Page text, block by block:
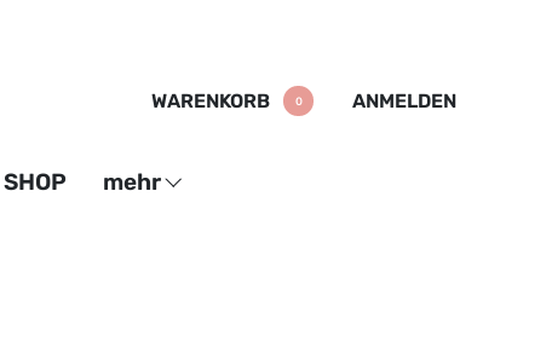
WARENKORB 0 ANMELDEN
SHOP mehr